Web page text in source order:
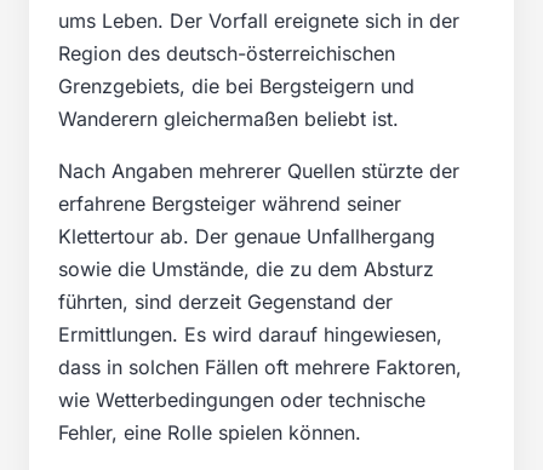
ums Leben. Der Vorfall ereignete sich in der
Region des deutsch-österreichischen
Grenzgebiets, die bei Bergsteigern und
Wanderern gleichermaßen beliebt ist.
Nach Angaben mehrerer Quellen stürzte der
erfahrene Bergsteiger während seiner
Klettertour ab. Der genaue Unfallhergang
sowie die Umstände, die zu dem Absturz
führten, sind derzeit Gegenstand der
Ermittlungen. Es wird darauf hingewiesen,
dass in solchen Fällen oft mehrere Faktoren,
wie Wetterbedingungen oder technische
Fehler, eine Rolle spielen können.